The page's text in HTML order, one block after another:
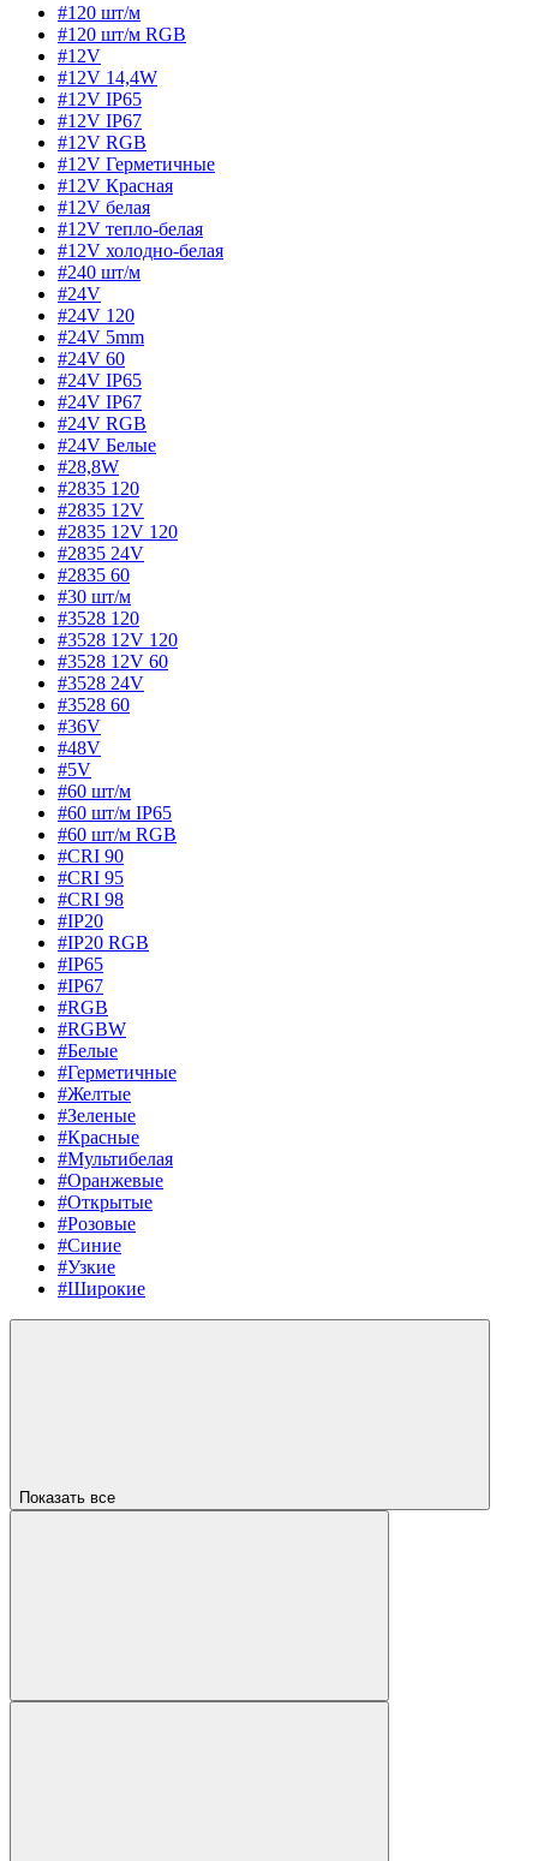
#120 шт/м
#120 шт/м RGB
#12V
#12V 14,4W
#12V IP65
#12V IP67
#12V RGB
#12V Герметичные
#12V Красная
#12V белая
#12V тепло-белая
#12V холодно-белая
#240 шт/м
#24V
#24V 120
#24V 5mm
#24V 60
#24V IP65
#24V IP67
#24V RGB
#24V Белые
#28,8W
#2835 120
#2835 12V
#2835 12V 120
#2835 24V
#2835 60
#30 шт/м
#3528 120
#3528 12V 120
#3528 12V 60
#3528 24V
#3528 60
#36V
#48V
#5V
#60 шт/м
#60 шт/м IP65
#60 шт/м RGB
#CRI 90
#CRI 95
#CRI 98
#IP20
#IP20 RGB
#IP65
#IP67
#RGB
#RGBW
#Белые
#Герметичные
#Желтые
#Зеленые
#Красные
#Мультибелая
#Оранжевые
#Открытые
#Розовые
#Синие
#Узкие
#Широкие
Показать все